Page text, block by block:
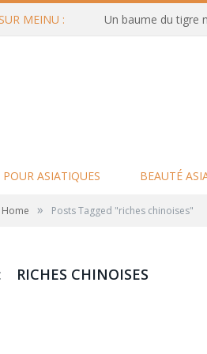
MEINU : Un baume du tigre
ASIATIQUES BEAUTÉ
Home » Posts Tagged "riches chinoises"
RICHES CHINOISES